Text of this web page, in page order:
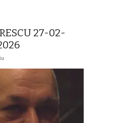
27-02-